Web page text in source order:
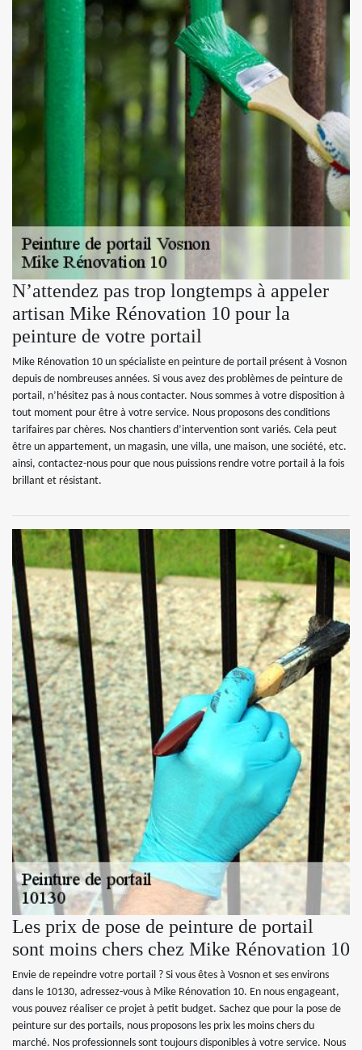
N’attendez pas trop longtemps à appeler
artisan Mike Rénovation 10 pour la
peinture de votre portail
Mike Rénovation 10 un spécialiste en peinture de portail présent à Vosnon
depuis de nombreuses années. Si vous avez des problèmes de peinture de
portail, n’hésitez pas à nous contacter. Nous sommes à votre disposition à
tout moment pour être à votre service. Nous proposons des conditions
tarifaires par chères. Nos chantiers d’intervention sont variés. Cela peut
être un appartement, un magasin, une villa, une maison, une société, etc.
ainsi, contactez-nous pour que nous puissions rendre votre portail à la fois
brillant et résistant.
Les prix de pose de peinture de portail
sont moins chers chez Mike Rénovation 10
Envie de repeindre votre portail ? Si vous êtes à Vosnon et ses environs
dans le 10130, adressez-vous à Mike Rénovation 10. En nous engageant,
vous pouvez réaliser ce projet à petit budget. Sachez que pour la pose de
peinture sur des portails, nous proposons les prix les moins chers du
marché. Nos professionnels sont toujours disponibles à votre service. Nous